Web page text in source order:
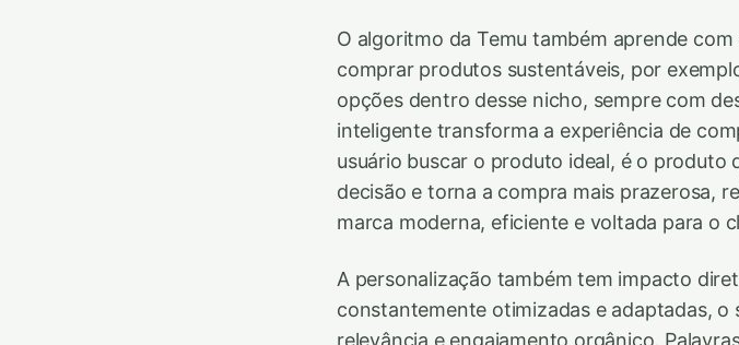
O algoritmo da Temu também aprende
comprar produtos sustentáveis, por
opções dentro desse nicho, sempre com
inteligente transforma a experiência de
usuário buscar o produto ideal, é o
decisão e torna a compra mais prazerosa,
marca moderna, eficiente e voltada para o
A personalização também tem impacto
constantemente otimizadas e adaptadas,